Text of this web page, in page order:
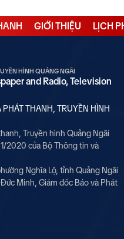
GIỚI THIỆU LỊCH
HÌNH QUẢNG NGÃI
and Radio, Television
THANH, TRUYỀN HÌNH
Truyền hình Quảng Ngãi
2020 của Bộ Thông tin và
Nghĩa Lộ, tỉnh Quảng Ngãi
Minh, Giám đốc Báo và Phát